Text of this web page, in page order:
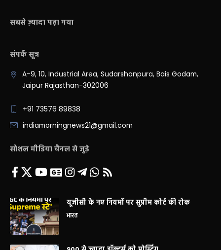
सबसे ज़्यादा पढ़ा गया
संपर्क सूत्र
A-9, 10, Industrial Area, Sudarshanpura, Bais Godam,
Jaipur Rajasthan-302006
+91 73576 89838
indiamorningnews21@gmail.com
सोशल मीडिया चैनल से जुड़े
यूजीसी के नए नियमों पर सुप्रीम कोर्ट की रोक
भारत